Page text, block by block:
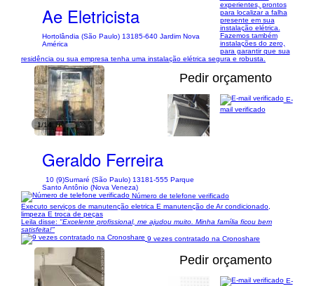
Ae Eletricista
Hortolândia (São Paulo) 13185-640 Jardim Nova
América
experientes, prontos
para localizar a falha
presente em sua
instalação elétrica.
Fazemos também
instalações do zero,
para garantir que sua
residência ou sua empresa tenha uma instalação elétrica segura e robusta.
1/14
Pedir orçamento
Geraldo Ferreira
10 (9)Sumaré (São Paulo) 13181-555 Parque
Santo Antônio (Nova Veneza)
E-
mail verificado
Número de telefone verificado
Executo serviços de manutenção eletrica E manutenção de Ar condicionado,
limpeza E troca de peças
Leila disse: "Excelente profissional, me ajudou muito. Minha família ficou bem
satisfeita!"
9 vezes contratado na Cronoshare
Pedir orçamento
E-